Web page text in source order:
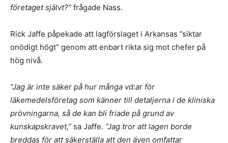
företaget självt?” frågade Nass.
Rick Jaffe påpekade att lagförslaget i Arkansas ”siktar
onödigt högt” genom att enbart rikta sig mot chefer på
hög nivå.
”Jag är inte säker på hur många vd:ar för
läkemedelsföretag som känner till detaljerna i de kliniska
prövningarna, så de kan bli friade på grund av
kunskapskravet,” sa Jaffe. ”Jag tror att lagen borde
breddas för att säkerställa att den även omfattar